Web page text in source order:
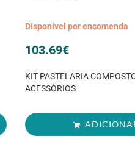
Disponível por encomenda
103.69€
KIT PASTELARIA
ACESSÓRIOS